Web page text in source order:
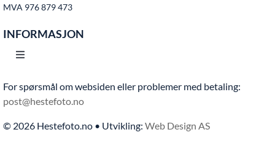
MVA 976 879 473
INFORMASJON
Toggle
Hjem
Bruksvilkår
For spørsmål om websiden eller problemer med betaling:
post@hestefoto.no
© 2026 Hestefoto.no • Utvikling: Web Design AS